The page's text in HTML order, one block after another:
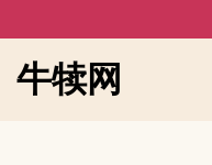
to
content
牛犊网